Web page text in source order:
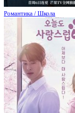
Романтика / Школа